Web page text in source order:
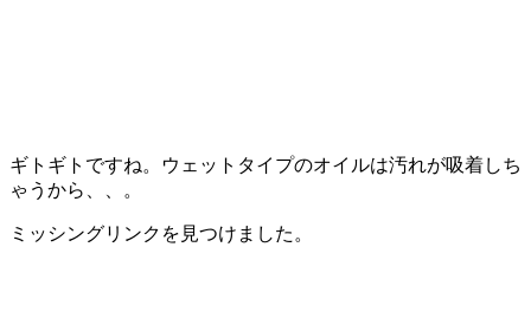
ギトギトですね。ウェットタイプのオイルは汚れが吸着しち
ゃうから、、。
ミッシングリンクを見つけました。